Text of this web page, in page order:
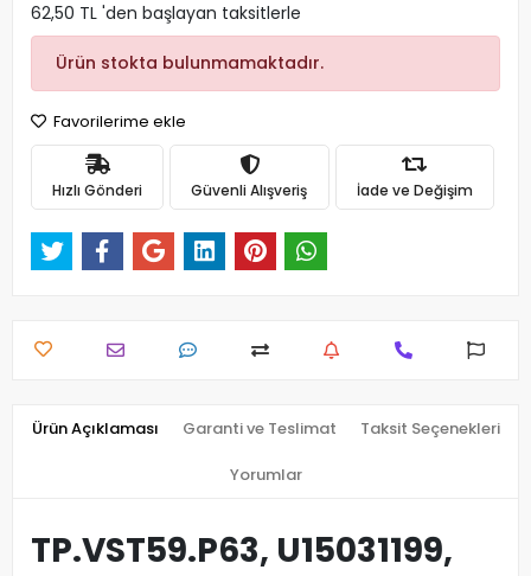
62,50 TL 'den başlayan taksitlerle
Ürün stokta bulunmamaktadır.
Favorilerime ekle
Hızlı Gönderi Güvenli Alışveriş İade ve Değişim
Ürün Açıklaması Garanti ve Teslimat Taksit Seçenekleri
Yorumlar
TP.VST59.P63, U15031199,